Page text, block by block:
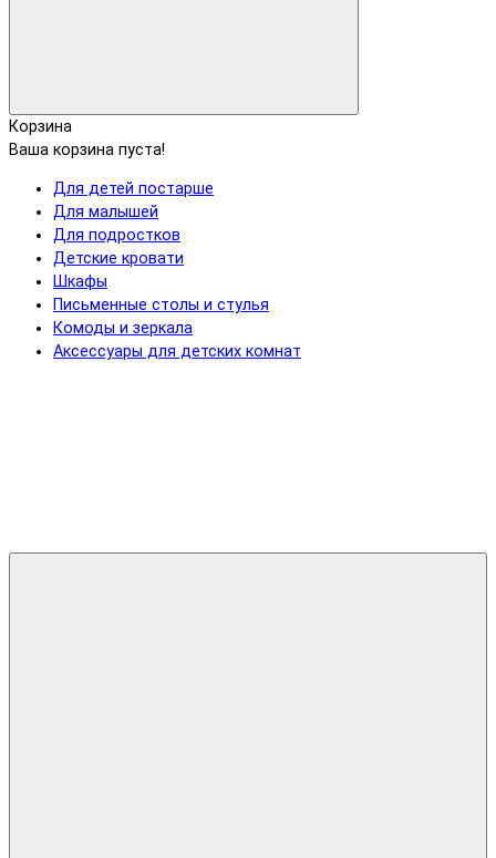
Корзина
Ваша корзина пуста!
Для детей постарше
Для малышей
Для подростков
Детские кровати
Шкафы
Письменные столы и стулья
Комоды и зеркала
Аксессуары для детских комнат